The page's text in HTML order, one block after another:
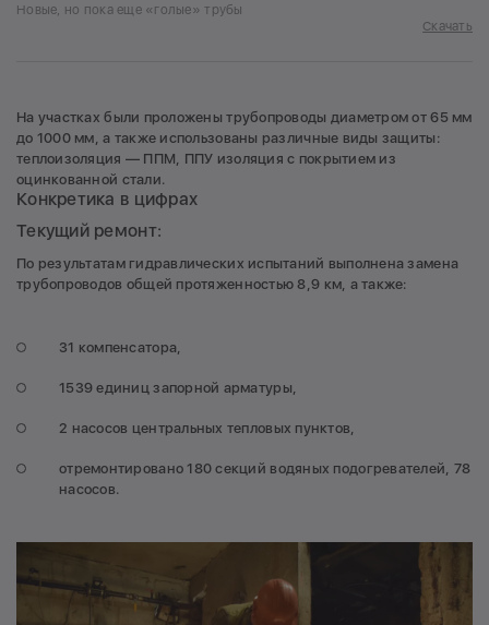
Новые, но пока еще «голые» трубы
Скачать
На участках были проложены трубопроводы диаметром от 65 мм
до 1000 мм, а также использованы различные виды защиты:
теплоизоляция — ППМ, ППУ изоляция с покрытием из
оцинкованной стали.
Конкретика в цифрах
Текущий ремонт:
По результатам гидравлических испытаний выполнена замена
трубопроводов общей протяженностью 8,9 км, а также:
31 компенсатора,
1539 единиц запорной арматуры,
2 насосов центральных тепловых пунктов,
отремонтировано 180 секций водяных подогревателей, 78
насосов.